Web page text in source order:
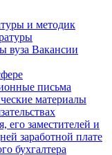
и методик
вуза Вакансии
письма
материалы
его заместителей и
заработной плате
бухгалтера